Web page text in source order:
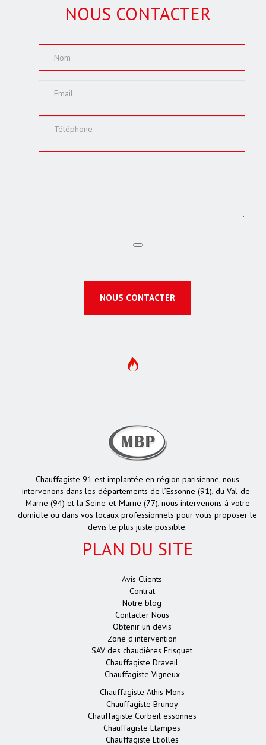
NOUS CONTACTER
NOUS CONTACTER
Chauffagiste 91 est implantée en région parisienne, nous
intervenons dans les départements de l’Essonne (91), du Val-de-
Marne (94) et la Seine-et-Marne (77), nous intervenons à votre
domicile ou dans vos locaux professionnels pour vous proposer le
devis le plus juste possible.
PLAN DU SITE
Avis Clients
Contrat
Notre blog
Contacter Nous
Obtenir un devis
Zone d'intervention
SAV des chaudières Frisquet
Chauffagiste Draveil
Chauffagiste Vigneux
Chauffagiste Athis Mons
Chauffagiste Brunoy
Chauffagiste Corbeil essonnes
Chauffagiste Etampes
Chauffagiste Etiolles